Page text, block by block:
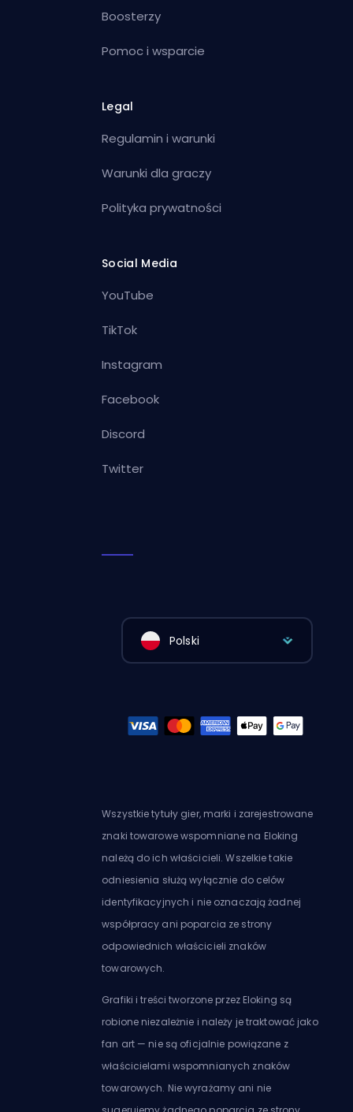
Boosterzy
Pomoc i wsparcie
Legal
Regulamin i warunki
Warunki dla graczy
Polityka prywatności
Social Media
YouTube
TikTok
Instagram
Facebook
Discord
Twitter
Polski
Wszystkie tytuły gier, marki i zarejestrowane
znaki towarowe wspomniane na Eloking
należą do ich właścicieli. Wszelkie takie
odniesienia służą wyłącznie do celów
identyfikacyjnych i nie oznaczają żadnej
współpracy ani poparcia ze strony
odpowiednich właścicieli znaków
towarowych.
Grafiki i treści tworzone przez Eloking są
robione niezależnie i należy je traktować jako
fan art — nie są oficjalnie powiązane z
właścicielami wspomnianych znaków
towarowych. Nie wyrażamy ani nie